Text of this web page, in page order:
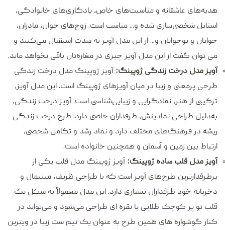
هدیه‌های عاشقانه و مناسبت‌های خاص، یادگاری‌های خانوادگی،
استایل شخصی‌سازی شده و... مناسب است. زوج‌های جوان، مادران،
جوانان و نوجوانان و... از این مدل آویز به شدت استقبال می‌کنند و
می توان گفت از این مدل آویز چیزی در مغازه‌تان باقی نخواهد ماند.
آویز مدل درخت زندگی ژوپینگ: آویز ژوپینگ مدل درخت زندگی
طرحی پرمعنی‌ و زیبا در میان آویزهای ژوپینگ است. این مدل آویز،
ترکیبی از هنر، نمادگرایی و زیبایی‌شناسی است. آویز درخت زندگی،
به‌دلیل طراحی نمادینش، طرفداران خاصی دارد. طرح درخت زندگی
ریشه در فرهنگ‌های مختلف دارد و نماد رشد و تکامل شخصی،
ارتباط بین زمین و آسمان و همچنین خانواده است.
آویز مدل قلب ساده ژوپینگ: آویز ژوپینگ مدل قلب یکی از
پرطرفدارترین طرح‌های آویز است که با طراحی ظریف، مینیمال و
دخرتانه خود طرفداران بسیاری دارد. این مدل معمولاً به شکل یک
قلب تو پر کوچک طلایی یا نقره ای طراحی می‌شود و می‌تواند در
کنار گوشواره های همین طرح به عنوان یک نیم ست زیبا در ویترین